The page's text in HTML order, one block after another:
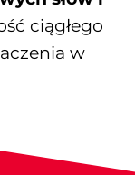
ciągłego
w